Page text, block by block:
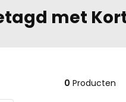
met
0 Producten